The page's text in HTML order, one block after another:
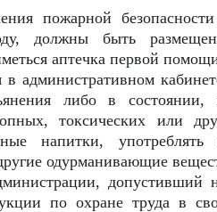
пожарной
должны быть
аптечка первой
в административном
либо в состоянии,
токсических или
напитки, употреблять
одурманивающие
допустивший
по охране труда в